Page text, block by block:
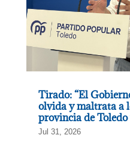
Tirado: “El
olvida y maltrata a
provincia de Toledo
Jul 31, 2026